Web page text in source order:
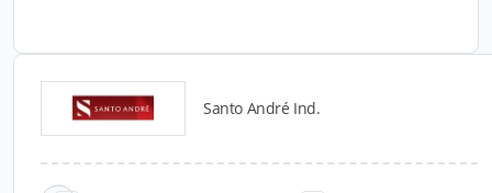
Santo André Ind.
Catálogos para Download